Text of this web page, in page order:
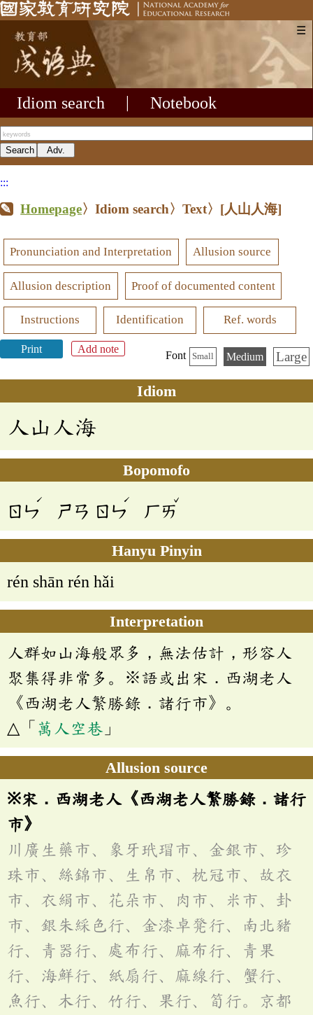
☰
Idiom search Notebook
:::
Homepage〉Idiom search〉Text〉 [人山人海]
Pronunciation and Interpretation Allusion source
Allusion description Proof of documented content
Instructions Identification Ref. words
Print Add note
Font Small Medium Large
Idiom
人山人海
Bopomofo
ㄖㄣ
ˊ
ㄕㄢ ㄖㄣ
ˊ
ㄏㄞ
ˇ
Hanyu Pinyin
rén shān rén hǎi
Interpretation
人群如山海般眾多，無法估計，形容人
聚集得非常多。※語或出宋．西湖老人
《西湖老人繁勝錄．諸行市》。
△「 萬人空巷 」
Allusion source
※宋．西湖老人《西湖老人繁勝錄．諸行
市》
川廣生藥市、象牙玳瑁市、金銀市、珍
珠市、絲錦市、生帛市、枕冠市、故衣
市、衣絹市、花朵市、肉市、米市、卦
市、銀朱綵色行、金漆卓凳行、南北豬
行、青器行、處布行、麻布行、青果
行、海鮮行、紙扇行、麻線行、蟹行、
魚行、木行、竹行、果行、筍行。京都